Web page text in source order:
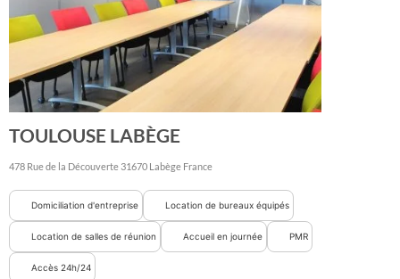
TOULOUSE LABÈGE
478 Rue de la Découverte 31670 Labège France
Domiciliation d'entreprise Location de bureaux équipés
Location de salles de réunion Accueil en journée PMR
Accès 24h/24